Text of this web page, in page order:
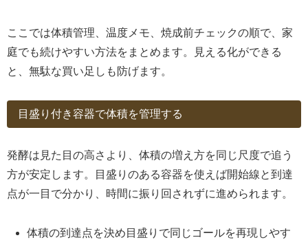
ここでは体積管理、温度メモ、焼成前チェックの順で、家
庭でも続けやすい方法をまとめます。見える化ができる
と、無駄な買い足しも防げます。
目盛り付き容器で体積を管理する
発酵は見た目の高さより、体積の増え方を同じ尺度で追う
方が安定します。目盛りのある容器を使えば開始線と到達
点が一目で分かり、時間に振り回されずに進められます。
体積の到達点を決め目盛りで同じゴールを再現しやす